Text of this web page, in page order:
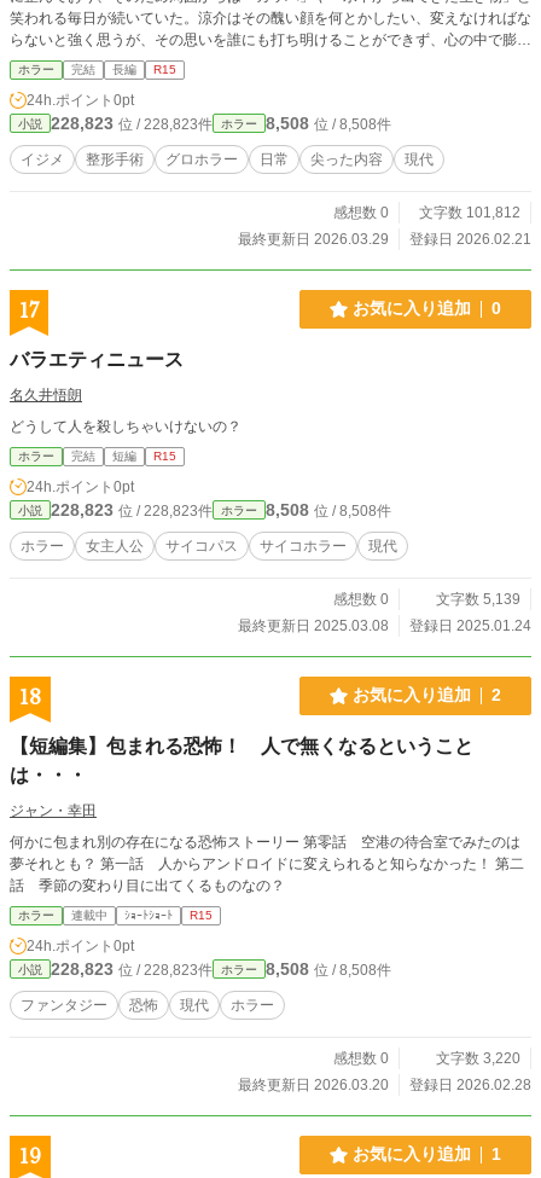
笑われる毎日が続いていた。涼介はその醜い顔を何とかしたい、変えなければな
らないと強く思うが、その思いを誰にも打ち明けることができず、心の中で膨れ
上がる憎しみを抱えていく。 僕は、いじめで壊れた。 学校という密室の地獄。
担任教師・市川は見て見ぬふりを続け、姉は医者に穢された。誰も救わなかっ
た。誰も、僕を見ていなかった。 だったら――人間なんて、もう要らない。 復
讐のために、僕は怪物になる道を選んだ。 顔を潰し、声を捨て、理性を殺して
河童となった。 尻子玉を喰らうことで命を繋ぎながら、復讐の対象を一人ずつ
葬っていく。 教師、配信者、警官。血と臓物の雨の中、ただ静かに“元”人間だっ
奥にあるのは、ただ一つ。 あの日、笑っていたクラスメイトの顔――柿崎俊。
こいつを殺す。それが、僕が河童になった理由。 それ以外の何者でもない。 人
―あいつだけは、連れていく。 狂気の中で目覚めた、黒い意志。 これは、人間
のフリをして生きていた化け物たちを、 本物の化け物が狩る、終わらない地獄
ホラー 完結 長編 R15
24h.ポイント 0pt
小説 228,823 位 / 228,823件 ホラー 8,508 位 / 8,508件
イジメ 整形手術 グロホラー 日常 尖った内容 現代
感想数 0
文字数 101,812
最終更新日 2026.03.29
登録日 2026.02.21
17 お気に入り追加 0
バラエティニュース
名久井悟朗
どうして人を殺しちゃいけないの？
ホラー 完結 短編 R15
24h.ポイント 0pt
小説 228,823 位 / 228,823件 ホラー 8,508 位 / 8,508件
ホラー 女主人公 サイコパス サイコホラー 現代
感想数 0
文字数 5,139
最終更新日 2025.03.08
登録日 2025.01.24
18 お気に入り追加 2
【短編集】包まれる恐怖！ 人で無くなるということ
は・・・
ジャン・幸田
何かに包まれ別の存在になる恐怖ストーリー 第零話 空港の待合室でみたのは
夢それとも？ 第一話 人からアンドロイドに変えられると知らなかった！ 第二
話 季節の変わり目に出てくるものなの？
ホラー 連載中 ｼｮｰﾄｼｮｰﾄ R15
24h.ポイント 0pt
小説 228,823 位 / 228,823件 ホラー 8,508 位 / 8,508件
ファンタジー 恐怖 現代 ホラー
感想数 0
文字数 3,220
最終更新日 2026.03.20
登録日 2026.02.28
19 お気に入り追加 1